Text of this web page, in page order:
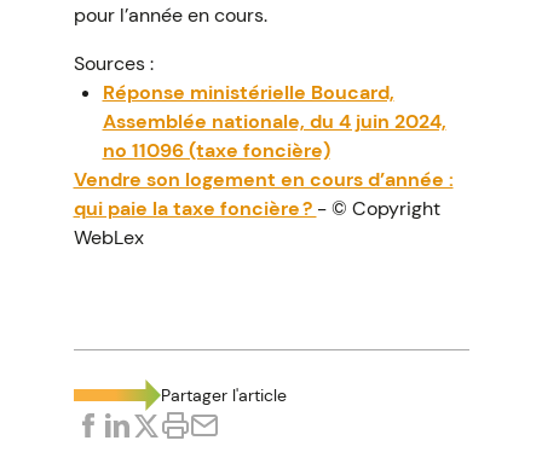
pour l’année en cours.
Sources :
Réponse ministérielle Boucard,
Assemblée nationale, du 4 juin 2024,
no 11096 (taxe foncière)
Vendre son logement en cours d’année :
qui paie la taxe foncière ? - © Copyright
WebLex
Partager l'article